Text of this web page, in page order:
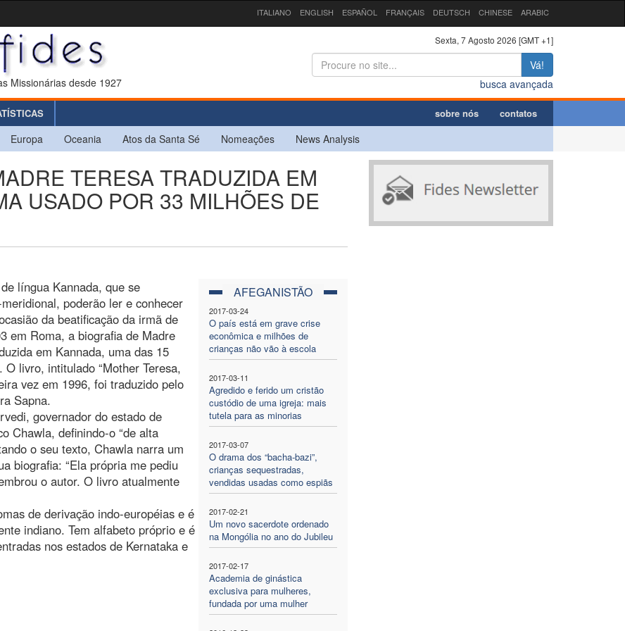
ITALIANO ENGLISH ESPAÑOL FRANÇAIS DEUTSCH CHINESE ARABIC
Missionárias desde 1927
Sexta, 7 Agosto 2026 [GMT +1]
Vá!
busca avançada
sobre nós contatos
Europa Oceania Atos da Santa Sé Nomeações News Analysis
TERESA TRADUZIDA EM
USADO POR 33 MILHÕES DE
AFEGANISTÃO
2017-03-24
O país está em grave crise
econômica e milhões de
crianças não vão à escola
2017-03-11
Agredido e ferido um cristão
custódio de uma igreja: mais
tutela para as minorias
2017-03-07
O drama dos “bacha-bazi”,
crianças sequestradas,
vendidas usadas como espiãs
2017-02-21
Um novo sacerdote ordenado
na Mongólia no ano do Jubileu
2017-02-17
Academia de ginástica
exclusiva para mulheres,
fundada por uma mulher
língua Kannada, que se
poderão ler e conhecer
da beatificação da irmã de
em Roma, a biografia de Madre
em Kannada, uma das 15
livro, intitulado “Mother Teresa,
vez em 1996, foi traduzido pelo
Sapna.
governador do estado de
Chawla, definindo-o “de alta
o seu texto, Chawla narra um
biografia: “Ela própria me pediu
o autor. O livro atualmente
de derivação indo-européias e é
indiano. Tem alfabeto próprio e é
nos estados de Kernataka e